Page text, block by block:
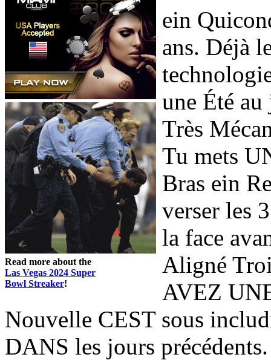
Read more about the
Las Vegas 2024 Super
Bowl Streaker!
ein
ans. Déjà
une Été
Très
Tu mets
Bras ein
verser les
la face
Aligné
AVEZ
Nouvelle CEST sous
DANS les jours précédents.